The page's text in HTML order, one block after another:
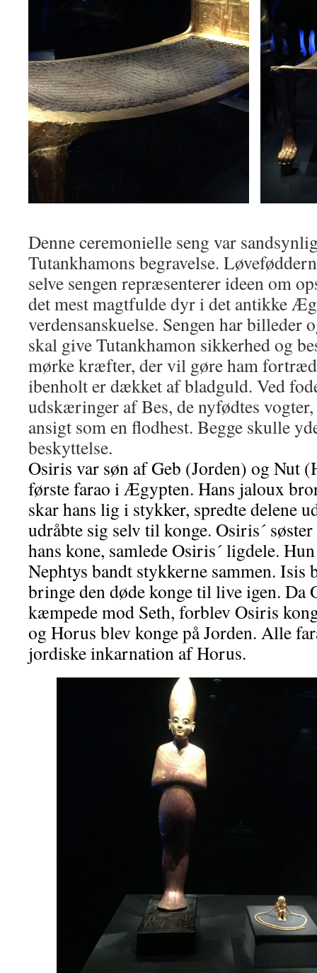
Denne ceremonielle seng var
Tutankhamons begravelse.
selve sengen repræsenterer ideen om
det mest magtfulde dyr i det antikke
verdensanskuelse. Sengen har billeder
skal give Tutankhamon sikkerhed og
mørke kræfter, der vil gøre ham
ibenholt er dækket af bladguld. Ved
udskæringer af Bes, de nyfødtes vogter,
ansigt som en flodhest. Begge skulle
beskyttelse.
Osiris var søn af Geb (Jorden) og Nut
første farao i Ægypten. Hans jaloux
skar hans lig i stykker, spredte delene
udråbte sig selv til konge. Osiris´
hans kone, samlede Osiris´ ligdele.
Nephtys bandt stykkerne sammen. Isis
bringe den døde konge til live igen. Da
kæmpede mod Seth, forblev Osiris
og Horus blev konge på Jorden. Alle
jordiske inkarnation af Horus.